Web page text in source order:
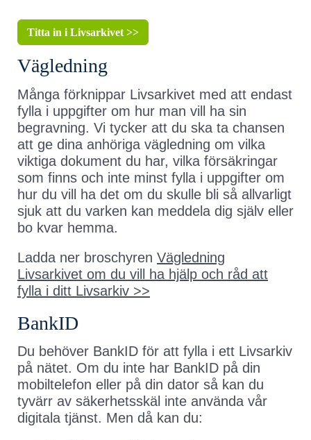
Titta in i Livsarkivet >>
Vägledning
Många förknippar Livsarkivet med att endast
fylla i uppgifter om hur man vill ha sin
begravning. Vi tycker att du ska ta chansen
att ge dina anhöriga vägledning om vilka
viktiga dokument du har, vilka försäkringar
som finns och inte minst fylla i uppgifter om
hur du vill ha det om du skulle bli så allvarligt
sjuk att du varken kan meddela dig själv eller
bo kvar hemma.
Ladda ner broschyren Vägledning
Livsarkivet om du vill ha hjälp och råd att
fylla i ditt Livsarkiv >>
BankID
Du behöver BankID för att fylla i ett Livsarkiv
på nätet. Om du inte har BankID på din
mobiltelefon eller på din dator så kan du
tyvärr av säkerhetsskäl inte använda vår
digitala tjänst. Men då kan du: